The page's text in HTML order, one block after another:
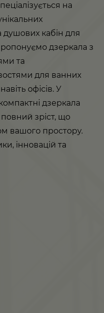
на
душових кабін для
дзеркала з
та
для ванних
офісів. У
дзеркала
повний зріст, що
вашого простору.
інновацій та